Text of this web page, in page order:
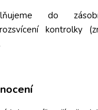
do
kontrolky